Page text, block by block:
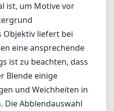
ist, um Motive vor
Objektiv liefert bei
eine ansprechende
ist zu beachten, dass
Blende einige
und Weichheiten in
Die Abblendauswahl